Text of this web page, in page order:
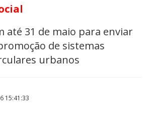
até 31 de maio para enviar
de sistemas
urbanos
15:41:33